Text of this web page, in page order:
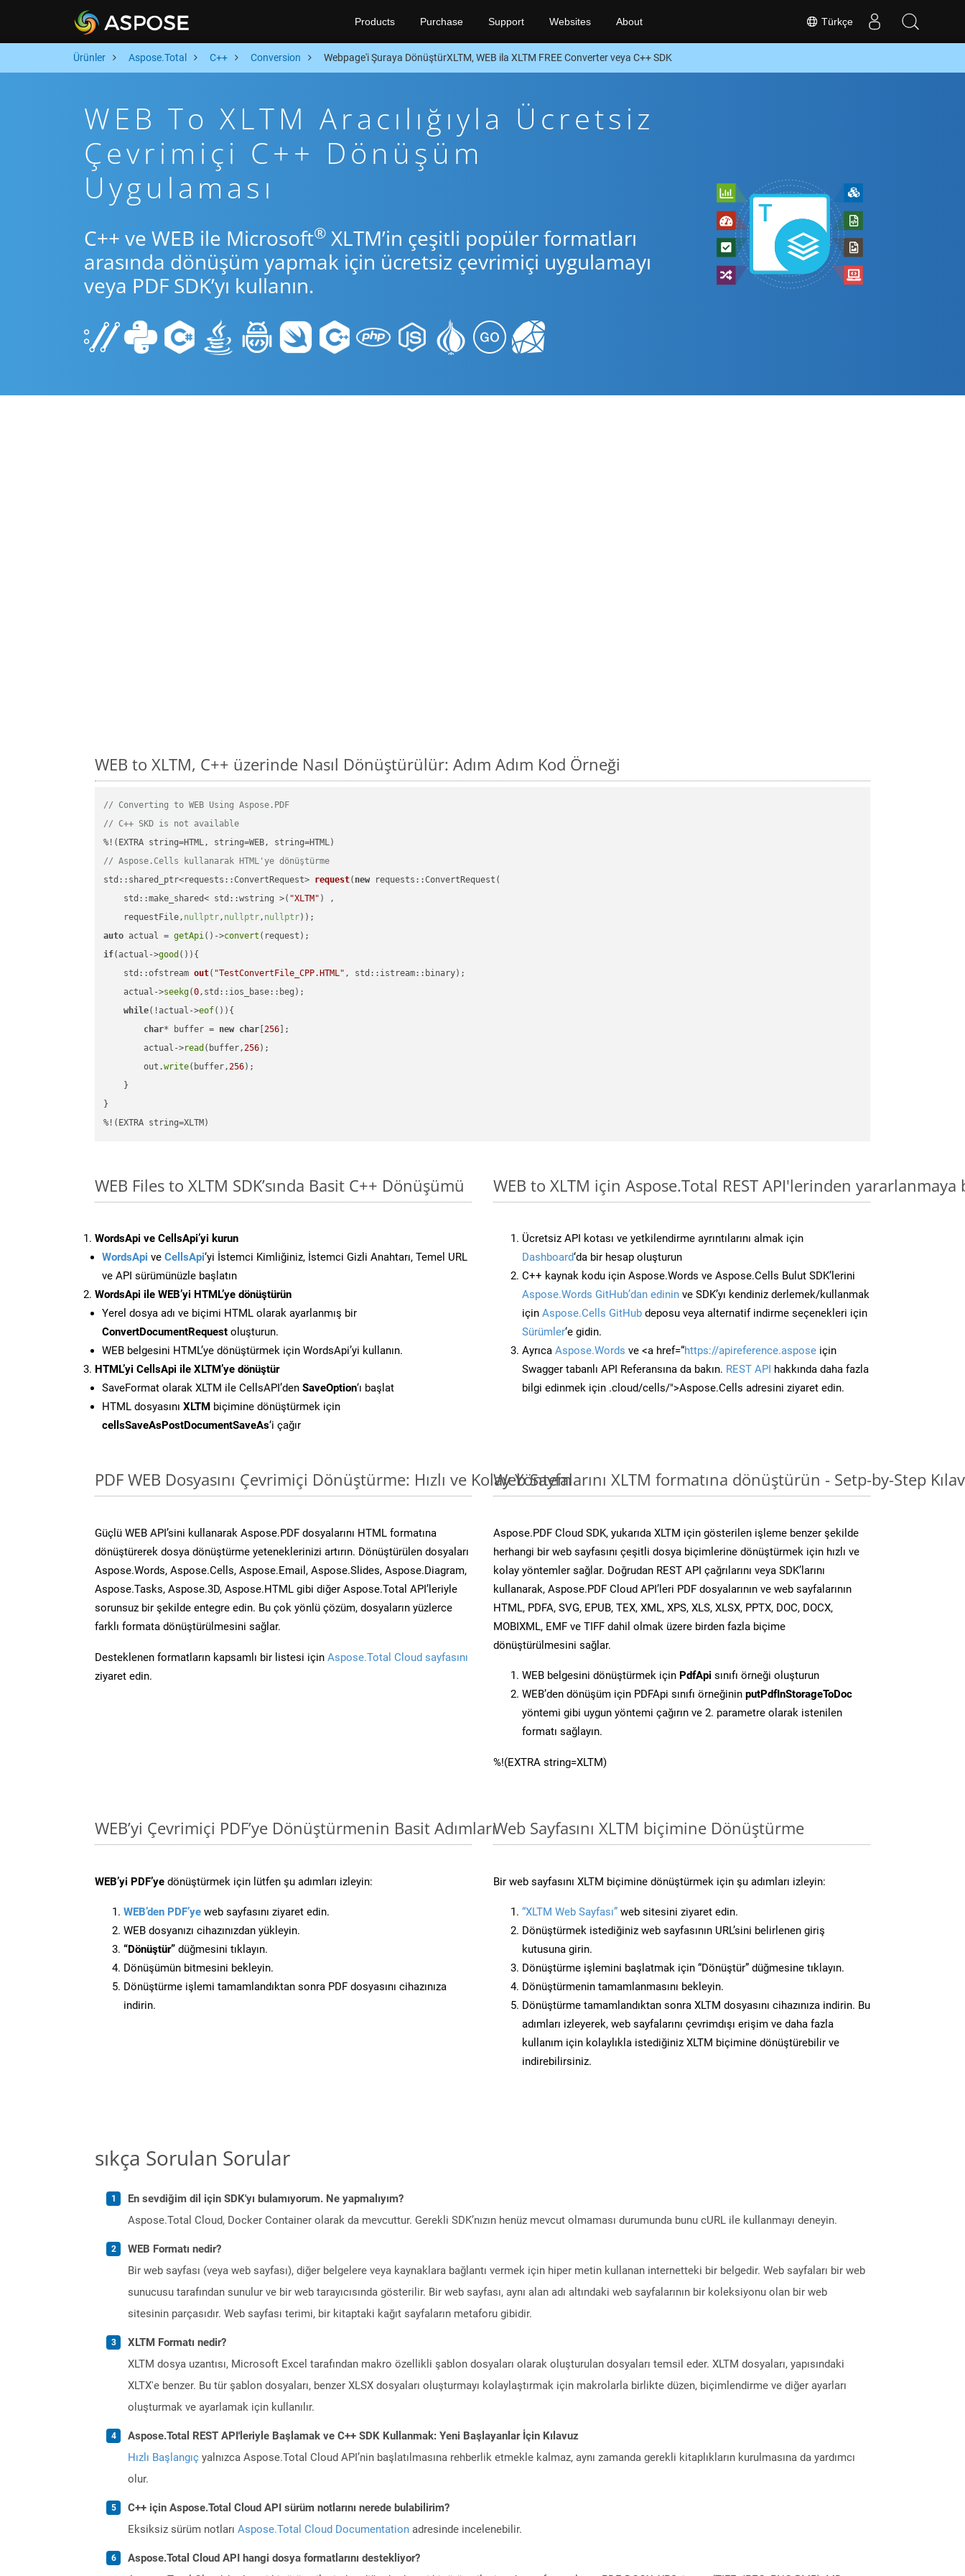
Türkçe
Products Purchase Support Websites About
Ürünler Aspose.Total C++ Conversion Webpage'i Şuraya DönüştürXLTM, WEB ila XLTM FREE Converter veya C++ SDK
WEB To XLTM Aracılığıyla Ücretsiz
Çevrimiçi C++ Dönüşüm
Uygulaması
C++ ve WEB ile Microsoft® XLTM’in çeşitli popüler formatları
arasında dönüşüm yapmak için ücretsiz çevrimiçi uygulamayı
veya PDF SDK’yı kullanın.
WEB to XLTM, C++ üzerinde Nasıl Dönüştürülür: Adım Adım Kod Örneği
// Converting to WEB Using Aspose.PDF
// C++ SKD is not available
// Aspose.Cells kullanarak HTML'ye dönüştürme
std::shared_ptr<requests::ConvertRequest> request( new requests::ConvertRequest(
    std::make_shared< std::wstring >(
"XLTM" ) ,
    requestFile,
nullptr, nullptr, nullptr))
auto actual = getApi()->convert
if(actual->good ()){
std::ofstream out( "TestConvertFile_CPP.HTML" , std::istream::binary) ;
    actual->
seekg(0,std::ios_base::beg);
while(!actual->eof()){
char* buffer = new char [256 ];
        actual->
read (buffer,256);
        out.
write(buffer,256);
    }
}
%!(EXTRA string=XLTM)
WEB Files to XLTM SDK’sında Basit C++ Dönüşümü
WordsApi ve CellsApi’yi kurun
WordsApi ve CellsApi‘yi İstemci Kimliğiniz, İstemci Gizli Anahtarı, Temel URL
ve API sürümünüzle başlatın
WordsApi ile WEB’yi HTML’ye dönüştürün
Yerel dosya adı ve biçimi HTML olarak ayarlanmış bir
ConvertDocumentRequest oluşturun.
WEB belgesini HTML’ye dönüştürmek için WordsApi’yi kullanın.
HTML’yi CellsApi ile XLTM’ye dönüştür
SaveFormat olarak XLTM ile CellsAPI’den SaveOption‘ı başlat
HTML dosyasını XLTM biçimine dönüştürmek için
cellsSaveAsPostDocumentSaveAs‘i çağır
WEB to XLTM için Aspose.Total REST API'lerinden yararlanmaya
Ücretsiz API kotası ve yetkilendirme ayrıntılarını almak için
Dashboard‘da bir hesap oluşturun
C++ kaynak kodu için Aspose.Words ve Aspose.Cells Bulut SDK’lerini
Aspose.Words GitHub’dan edinin ve SDK’yı kendiniz derlemek/kullanmak
için Aspose.Cells GitHub deposu veya alternatif indirme seçenekleri için
Sürümler‘e gidin.
Ayrıca Aspose.Words ve <a href=“https://apireference.aspose için
Swagger tabanlı API Referansına da bakın. REST API hakkında daha fazla
bilgi edinmek için .cloud/cells/">Aspose.Cells adresini ziyaret edin.
PDF WEB Dosyasını Çevrimiçi Dönüştürme: Hızlı ve Kolay Yöntem
Güçlü WEB API’sini kullanarak Aspose.PDF dosyalarını HTML formatına
dönüştürerek dosya dönüştürme yeteneklerinizi artırın. Dönüştürülen dosyaları
Aspose.Words, Aspose.Cells, Aspose.Email, Aspose.Slides, Aspose.Diagram,
Aspose.Tasks, Aspose.3D, Aspose.HTML gibi diğer Aspose.Total API’leriyle
sorunsuz bir şekilde entegre edin. Bu çok yönlü çözüm, dosyaların yüzlerce
farklı formata dönüştürülmesini sağlar.
Desteklenen formatların kapsamlı bir listesi için Aspose.Total Cloud sayfasını
ziyaret edin.
Web Sayfalarını XLTM formatına dönüştürün - Setp-by-Step
Aspose.PDF Cloud SDK, yukarıda XLTM için gösterilen işleme benzer şekilde
herhangi bir web sayfasını çeşitli dosya biçimlerine dönüştürmek için hızlı ve
kolay yöntemler sağlar. Doğrudan REST API çağrılarını veya SDK’larını
kullanarak, Aspose.PDF Cloud API’leri PDF dosyalarının ve web sayfalarının
HTML, PDFA, SVG, EPUB, TEX, XML, XPS, XLS, XLSX, PPTX, DOC, DOCX,
MOBIXML, EMF ve TIFF dahil olmak üzere birden fazla biçime
dönüştürülmesini sağlar.
WEB belgesini dönüştürmek için PdfApi sınıfı örneği oluşturun
WEB’den dönüşüm için PDFApi sınıfı örneğinin putPdfInStorageToDoc
yöntemi gibi uygun yöntemi çağırın ve 2. parametre olarak istenilen
formatı sağlayın.
%!(EXTRA string=XLTM)
WEB’yi Çevrimiçi PDF’ye Dönüştürmenin Basit Adımları
WEB’yi PDF’ye dönüştürmek için lütfen şu adımları izleyin:
WEB’den PDF’ye web sayfasını ziyaret edin.
WEB dosyanızı cihazınızdan yükleyin.
“Dönüştür” düğmesini tıklayın.
Dönüşümün bitmesini bekleyin.
Dönüştürme işlemi tamamlandıktan sonra PDF dosyasını cihazınıza
indirin.
Web Sayfasını XLTM biçimine Dönüştürme
Bir web sayfasını XLTM biçimine dönüştürmek için şu adımları izleyin:
“XLTM Web Sayfası” web sitesini ziyaret edin.
Dönüştürmek istediğiniz web sayfasının URL’sini belirlenen giriş
kutusuna girin.
Dönüştürme işlemini başlatmak için “Dönüştür” düğmesine tıklayın.
Dönüştürmenin tamamlanmasını bekleyin.
Dönüştürme tamamlandıktan sonra XLTM dosyasını cihazınıza indirin. Bu
adımları izleyerek, web sayfalarını çevrimdışı erişim ve daha fazla
kullanım için kolaylıkla istediğiniz XLTM biçimine dönüştürebilir ve
indirebilirsiniz.
sıkça Sorulan Sorular
En sevdiğim dil için SDK'yı bulamıyorum. Ne yapmalıyım?
Aspose.Total Cloud, Docker Container olarak da mevcuttur. Gerekli SDK’nızın henüz mevcut olmaması durumunda bunu cURL ile kullanmayı deneyin.
WEB Formatı nedir?
Bir web sayfası (veya web sayfası), diğer belgelere veya kaynaklara bağlantı vermek için hiper metin kullanan internetteki bir belgedir. Web sayfaları bir web
sunucusu tarafından sunulur ve bir web tarayıcısında gösterilir. Bir web sayfası, aynı alan adı altındaki web sayfalarının bir koleksiyonu olan bir web
sitesinin parçasıdır. Web sayfası terimi, bir kitaptaki kağıt sayfaların metaforu gibidir.
XLTM Formatı nedir?
XLTM dosya uzantısı, Microsoft Excel tarafından makro özellikli şablon dosyaları olarak oluşturulan dosyaları temsil eder. XLTM dosyaları, yapısındaki
XLTX'e benzer. Bu tür şablon dosyaları, benzer XLSX dosyaları oluşturmayı kolaylaştırmak için makrolarla birlikte düzen, biçimlendirme ve diğer ayarları
oluşturmak ve ayarlamak için kullanılır.
Aspose.Total REST API'leriyle Başlamak ve C++ SDK Kullanmak: Yeni Başlayanlar İçin Kılavuz
Hızlı Başlangıç yalnızca Aspose.Total Cloud API’nin başlatılmasına rehberlik etmekle kalmaz, aynı zamanda gerekli kitaplıkların kurulmasına da yardımcı
olur.
C++ için Aspose.Total Cloud API sürüm notlarını nerede bulabilirim?
Eksiksiz sürüm notları Aspose.Total Cloud Documentation adresinde incelenebilir.
Aspose.Total Cloud API hangi dosya formatlarını destekliyor?